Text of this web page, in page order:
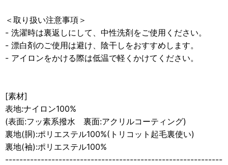
＜取り扱い注意事項＞
- 洗濯時は裏返しにして、中性洗剤をご使用ください。
- 漂白剤のご使用は避け、陰干しをおすすめします。
- アイロンをかける際は低温で軽くかけてください。
[素材]
表地:ナイロン100%
(表面:フッ素系撥水 裏面:アクリルコーティング)
裏地(胴):ポリエステル100%(トリコット起毛裏使い)
裏地(袖):ポリエステル100%
-------------------------------------------------------------